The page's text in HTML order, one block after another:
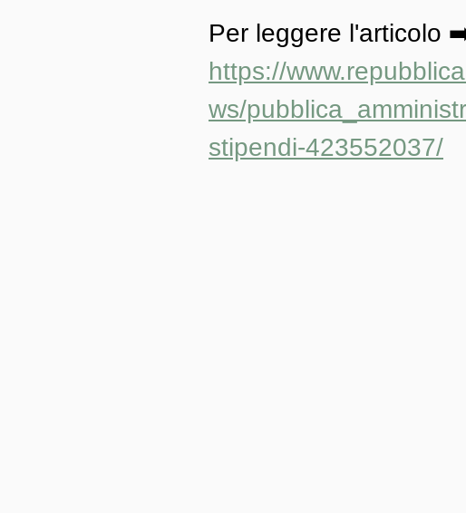
Per leggere l'articolo
https://
ws/
stipendi-423552037/